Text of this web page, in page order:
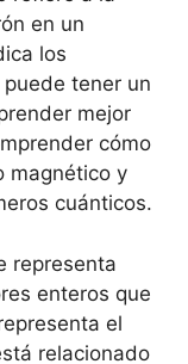
en un
los
tener un
mejor
cómo
magnético y
cuánticos.
representa
enteros que
el
relacionado